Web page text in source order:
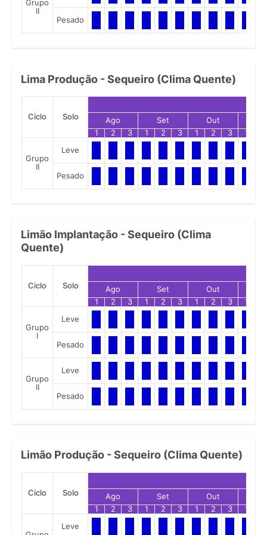
Grupo
II
Pesado
Lima Produção - Sequeiro (Clima Quente)
Ciclo Solo Ago Set Out
1
2 3 1 2 3 1 2 3 1
Grupo
II
Leve
Pesado
Limão Implantação - Sequeiro (Clima
Quente)
Ciclo Solo Ago Set Out
1
2 3 1 2 3 1 2 3 1
Grupo
I
Leve
Pesado
Grupo
II
Leve
Pesado
Limão Produção - Sequeiro (Clima Quente)
Ciclo Solo Ago Set Out
1
2 3 1 2 3 1 2 3 1
Leve